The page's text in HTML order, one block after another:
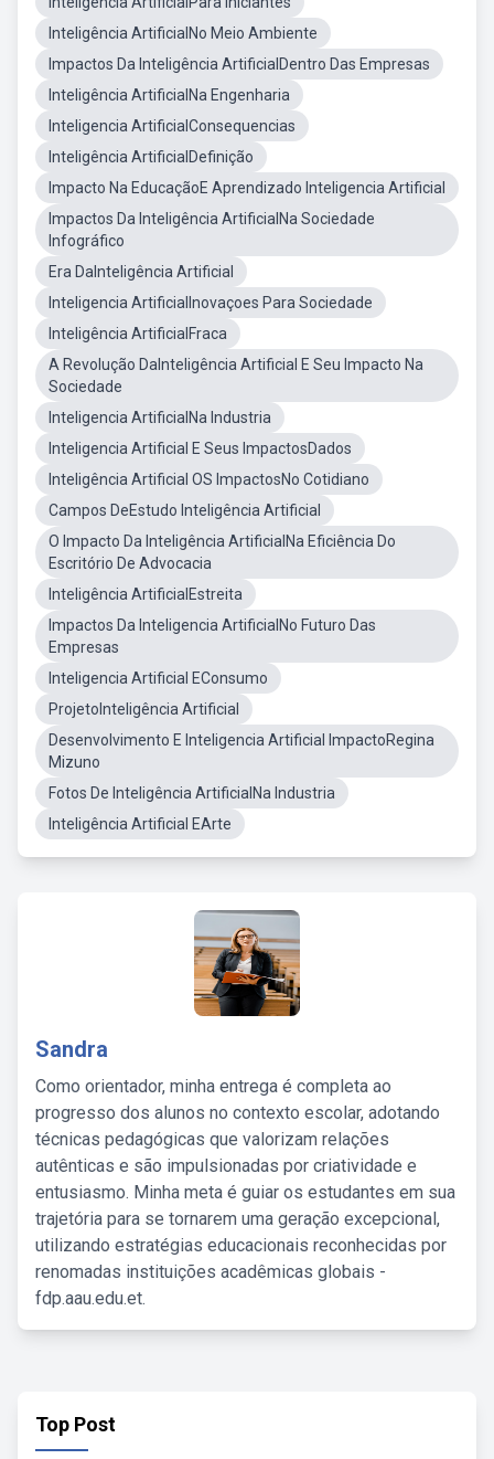
Inteligência ArtificialNo Meio Ambiente
Impactos Da Inteligência ArtificialDentro Das Empresas
Inteligência ArtificialNa Engenharia
Inteligencia ArtificialConsequencias
Inteligência ArtificialDefinição
Impacto Na EducaçãoE Aprendizado Inteligencia Artificial
Impactos Da Inteligência ArtificialNa Sociedade
Infográfico
Era DaInteligência Artificial
Inteligencia ArtificialInovaçoes Para Sociedade
Inteligência ArtificialFraca
A Revolução DaInteligência Artificial E Seu Impacto Na
Sociedade
Inteligencia ArtificialNa Industria
Inteligencia Artificial E Seus ImpactosDados
Inteligência Artificial OS ImpactosNo Cotidiano
Campos DeEstudo Inteligência Artificial
O Impacto Da Inteligência ArtificialNa Eficiência Do
Escritório De Advocacia
Inteligência ArtificialEstreita
Impactos Da Inteligencia ArtificialNo Futuro Das
Empresas
Inteligencia Artificial EConsumo
ProjetoInteligência Artificial
Desenvolvimento E Inteligencia Artificial ImpactoRegina
Mizuno
Fotos De Inteligência ArtificialNa Industria
Inteligência Artificial EArte
Sandra
Como orientador, minha entrega é completa ao
progresso dos alunos no contexto escolar, adotando
técnicas pedagógicas que valorizam relações
autênticas e são impulsionadas por criatividade e
entusiasmo. Minha meta é guiar os estudantes em sua
trajetória para se tornarem uma geração excepcional,
utilizando estratégias educacionais reconhecidas por
renomadas instituições acadêmicas globais -
fdp.aau.edu.et.
Top Post